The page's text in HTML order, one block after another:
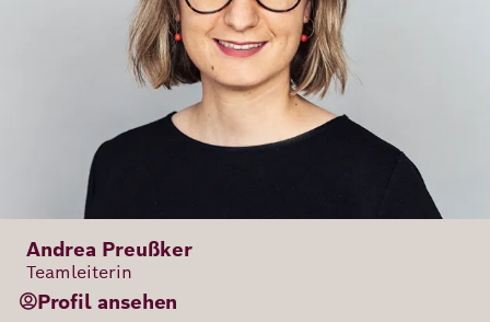
Andrea Preußker
Teamleiterin
Profil ansehen